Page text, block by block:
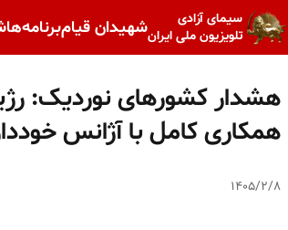
سیمای آزادی
تلویزیون ملی ایرانشهیدان قیامبرنامه‌ها
هشدار کشورهای نوردیک:
همکاری کامل با آژانس
۱۴۰۵/۲/۸